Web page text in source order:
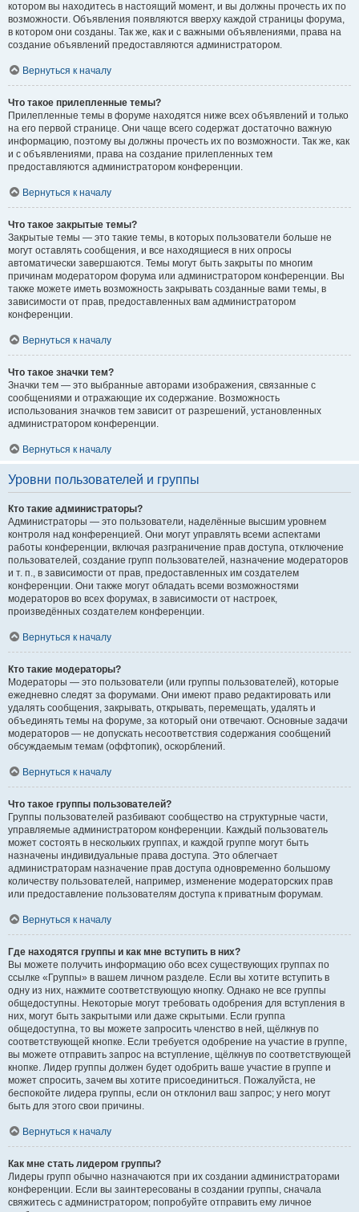
котором вы находитесь в настоящий момент, и вы должны прочесть их по
возможности. Объявления появляются вверху каждой страницы форума,
в котором они созданы. Так же, как и с важными объявлениями, права на
создание объявлений предоставляются администратором.
Вернуться к началу
Что такое прилепленные темы?
Прилепленные темы в форуме находятся ниже всех объявлений и только
на его первой странице. Они чаще всего содержат достаточно важную
информацию, поэтому вы должны прочесть их по возможности. Так же, как
и с объявлениями, права на создание прилепленных тем
предоставляются администратором конференции.
Вернуться к началу
Что такое закрытые темы?
Закрытые темы — это такие темы, в которых пользователи больше не
могут оставлять сообщения, и все находящиеся в них опросы
автоматически завершаются. Темы могут быть закрыты по многим
причинам модератором форума или администратором конференции. Вы
также можете иметь возможность закрывать созданные вами темы, в
зависимости от прав, предоставленных вам администратором
конференции.
Вернуться к началу
Что такое значки тем?
Значки тем — это выбранные авторами изображения, связанные с
сообщениями и отражающие их содержание. Возможность
использования значков тем зависит от разрешений, установленных
администратором конференции.
Вернуться к началу
Уровни пользователей и группы
Кто такие администраторы?
Администраторы — это пользователи, наделённые высшим уровнем
контроля над конференцией. Они могут управлять всеми аспектами
работы конференции, включая разграничение прав доступа, отключение
пользователей, создание групп пользователей, назначение модераторов
и т. п., в зависимости от прав, предоставленных им создателем
конференции. Они также могут обладать всеми возможностями
модераторов во всех форумах, в зависимости от настроек,
произведённых создателем конференции.
Вернуться к началу
Кто такие модераторы?
Модераторы — это пользователи (или группы пользователей), которые
ежедневно следят за форумами. Они имеют право редактировать или
удалять сообщения, закрывать, открывать, перемещать, удалять и
объединять темы на форуме, за который они отвечают. Основные задачи
модераторов — не допускать несоответствия содержания сообщений
обсуждаемым темам (оффтопик), оскорблений.
Вернуться к началу
Что такое группы пользователей?
Группы пользователей разбивают сообщество на структурные части,
управляемые администратором конференции. Каждый пользователь
может состоять в нескольких группах, и каждой группе могут быть
назначены индивидуальные права доступа. Это облегчает
администраторам назначение прав доступа одновременно большому
количеству пользователей, например, изменение модераторских прав
или предоставление пользователям доступа к приватным форумам.
Вернуться к началу
Где находятся группы и как мне вступить в них?
Вы можете получить информацию обо всех существующих группах по
ссылке «Группы» в вашем личном разделе. Если вы хотите вступить в
одну из них, нажмите соответствующую кнопку. Однако не все группы
общедоступны. Некоторые могут требовать одобрения для вступления в
них, могут быть закрытыми или даже скрытыми. Если группа
общедоступна, то вы можете запросить членство в ней, щёлкнув по
соответствующей кнопке. Если требуется одобрение на участие в группе,
вы можете отправить запрос на вступление, щёлкнув по соответствующей
кнопке. Лидер группы должен будет одобрить ваше участие в группе и
может спросить, зачем вы хотите присоединиться. Пожалуйста, не
беспокойте лидера группы, если он отклонил ваш запрос; у него могут
быть для этого свои причины.
Вернуться к началу
Как мне стать лидером группы?
Лидеры групп обычно назначаются при их создании администраторами
конференции. Если вы заинтересованы в создании группы, сначала
свяжитесь с администратором; попробуйте отправить ему личное